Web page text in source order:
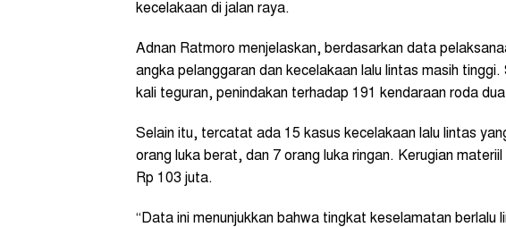
kecelakaan di jalan raya.
Adnan Ratmoro menjelaskan, berdasarkan data
angka pelanggaran dan kecelakaan lalu lintas masih
kali teguran, penindakan terhadap 191 kendaraan roda
Selain itu, tercatat ada 15 kasus kecelakaan lalu lintas
orang luka berat, dan 7 orang luka ringan. Kerugian
Rp 103 juta.
“Data ini menunjukkan bahwa tingkat keselamatan berlalu